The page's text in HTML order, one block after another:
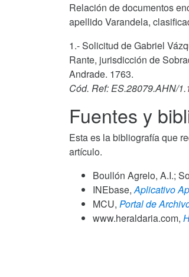
Relación de documentos
apellido Varandela,
1.- Solicitud de Gabriel
Rante, jurisdicción de
Andrade. 1763.
Cód. Ref: ES.28079.AHN/
Fuentes y
Esta es la bibliografía que
artículo.
Boullón Agrelo, A.I.;
INEbase,Aplicativo
MCU, Portal de
www.heraldaria.com,